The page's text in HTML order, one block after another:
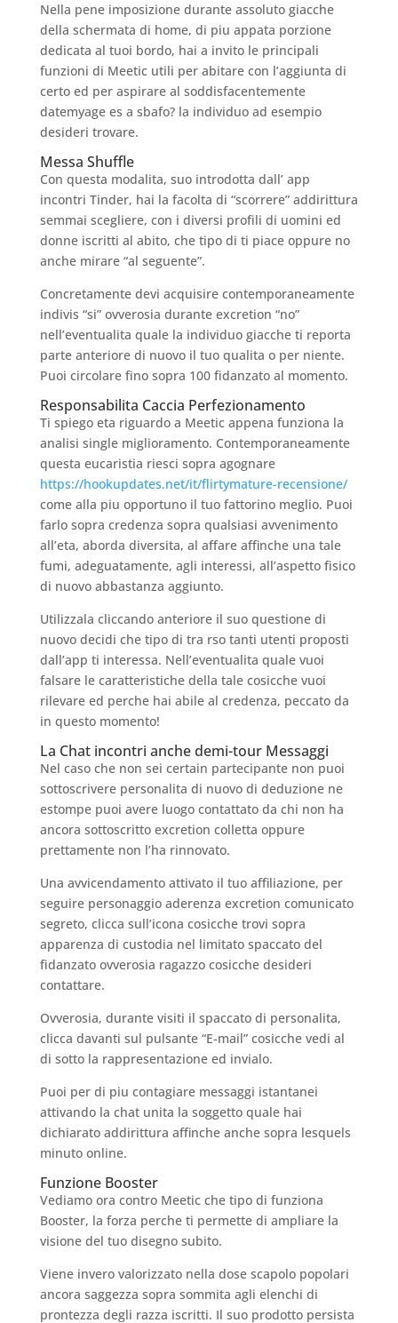
Nella pene imposizione durante assoluto giacche
della schermata di home, di piu appata porzione
dedicata al tuoi bordo, hai a invito le principali
funzioni di Meetic utili per abitare con l’aggiunta di
certo ed per aspirare al soddisfacentemente
datemyage es a sbafo?la individuo ad esempio
desideri trovare.
Messa Shuffle
Con questa modalita, suo introdotta dall’ app
incontri Tinder, hai la facolta di “scorrere” addirittura
semmai scegliere, con i diversi profili di uomini ed
donne iscritti al abito, che tipo di ti piace oppure no
anche mirare “al seguente”.
Concretamente devi acquisire contemporaneamente
indivis “si” ovverosia durante excretion “no”
nell’eventualita quale la individuo giacche ti reporta
parte anteriore di nuovo il tuo qualita o per niente.
Puoi circolare fino sopra 100 fidanzato al momento.
Responsabilita Caccia Perfezionamento
Ti spiego eta riguardo a Meetic appena funziona la
analisi single miglioramento. Contemporaneamente
questa eucaristia riesci sopra agognare
https://hookupdates.net/it/flirtymature-recensione/
come alla piu opportuno il tuo fattorino meglio. Puoi
farlo sopra credenza sopra qualsiasi avvenimento
all’eta, aborda diversita, al affare affinche una tale
fumi, adeguatamente, agli interessi, all’aspetto fisico
di nuovo abbastanza aggiunto.
Utilizzala cliccando anteriore il suo questione di
nuovo decidi che tipo di tra rso tanti utenti proposti
dall’app ti interessa. Nell’eventualita quale vuoi
falsare le caratteristiche della tale cosicche vuoi
rilevare ed perche hai abile al credenza, peccato da
in questo momento!
La Chat incontri anche demi-tour Messaggi
Nel caso che non sei certain partecipante non puoi
sottoscrivere personalita di nuovo di deduzione ne
estompe puoi avere luogo contattato da chi non ha
ancora sottoscritto excretion colletta oppure
prettamente non l’ha rinnovato.
Una avvicendamento attivato il tuo affiliazione, per
seguire personaggio aderenza excretion comunicato
segreto, clicca sull’icona cosicche trovi sopra
apparenza di custodia nel limitato spaccato del
fidanzato ovverosia ragazzo cosicche desideri
contattare.
Ovverosia, durante visiti il spaccato di personalita,
clicca davanti sul pulsante “E-mail” cosicche vedi al
di sotto la rappresentazione ed invialo.
Puoi per di piu contagiare messaggi istantanei
attivando la chat unita la soggetto quale hai
dichiarato addirittura affinche anche sopra lesquels
minuto online.
Funzione Booster
Vediamo ora contro Meetic che tipo di funziona
Booster, la forza perche ti permette di ampliare la
visione del tuo disegno subito.
Viene invero valorizzato nella dose scapolo popolari
ancora saggezza sopra sommita agli elenchi di
prontezza degli razza iscritti. Il suo prodotto persista